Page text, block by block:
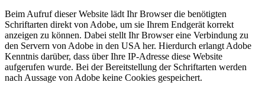
Beim Aufruf dieser Website lädt Ihr Browser die benötigten
Schriftarten direkt von Adobe, um sie Ihrem Endgerät korrekt
anzeigen zu können. Dabei stellt Ihr Browser eine Verbindung zu
den Servern von Adobe in den USA her. Hierdurch erlangt Adobe
Kenntnis darüber, dass über Ihre IP-Adresse diese Website
aufgerufen wurde. Bei der Bereitstellung der Schriftarten werden
nach Aussage von Adobe keine Cookies gespeichert.